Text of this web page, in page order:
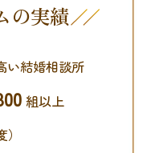
の実績
い結婚相談所
組以上